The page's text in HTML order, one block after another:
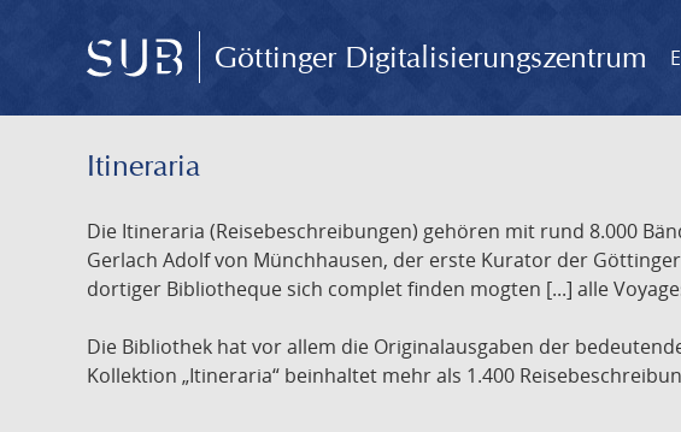
Göttinger Digitalisierungszentrum
Itineraria
Die Itineraria (Reisebeschreibungen) gehören mit rund 8.000
Gerlach Adolf von Münchhausen, der erste Kurator der
dortiger Bibliotheque sich complet finden mogten [...] alle
Die Bibliothek hat vor allem die Originalausgaben der
Kollektion „Itineraria“ beinhaltet mehr als 1.400